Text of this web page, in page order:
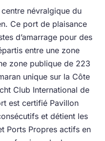
névralgique du
Ce port de plaisance
d’amarrage pour des
entre une zone
zone publique de 223
unique sur la Côte
Club International de
est certifié Pavillon
et détient les
Ports Propres actifs en